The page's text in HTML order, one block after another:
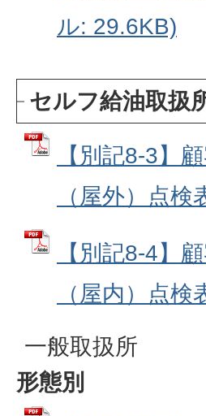
ル: 29.6KB)
セルフ給油取扱
【別記8-3】
（屋外）点
【別記8-4】
（屋内）点
一般取扱所
形態別